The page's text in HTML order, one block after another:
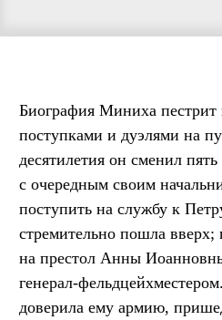
Биография Миниха
поступками и дуэлями на
десятилетия он сменил
с очередным своим
поступить на службу к
стремительно пошла вверх;
на престол Анны
генерал-
доверила ему армию,